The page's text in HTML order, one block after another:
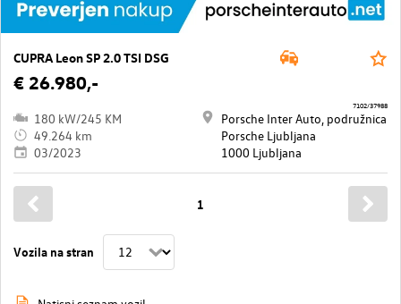
CUPRA Leon SP 2.0 TSI DSG
€ 26.980,-
180 kW/245 KM
49.264 km
03/2023
Porsche Inter Auto, podružnica
Porsche Ljubljana
1000 Ljubljana
7102/37988
Vozila na stran
1